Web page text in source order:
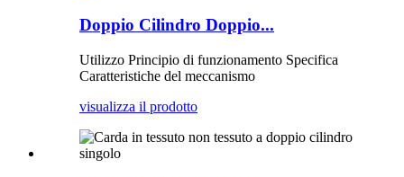
Doppio Cilindro Doppio...
Utilizzo Principio di funzionamento Specifica
Caratteristiche del meccanismo
visualizza il prodotto